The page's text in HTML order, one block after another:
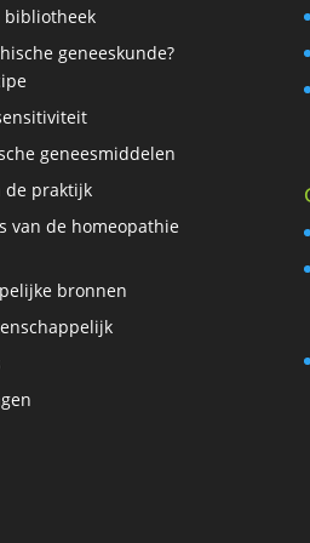
bibliotheek
geneeskunde?
geneesmiddelen
de praktijk
van de homeopathie
bronnen